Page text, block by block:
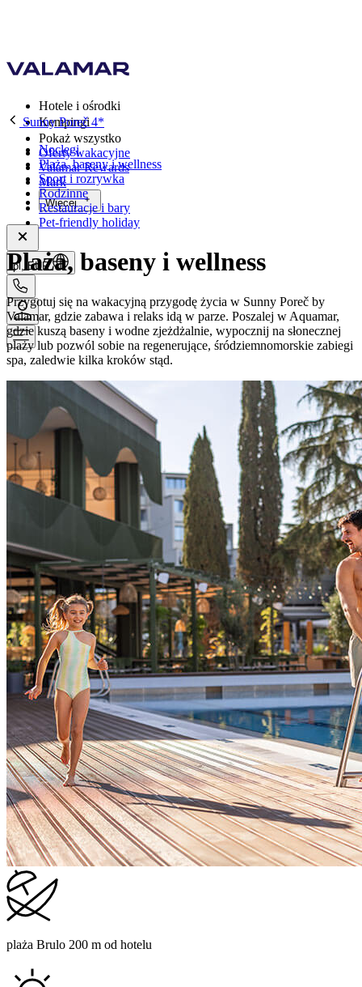
Hotele i ośrodki
Kempingi
Pokaż wszystko
Oferty wakacyjne
Valamar Rewards
Mark
Więcej
pl, EUR
Sunny Poreč 4*
Noclegi
Plaża, baseny i wellness
Sport i rozrywka
Rodzinne
Restauracje i bary
Pet-friendly holiday
Plaża, baseny i wellness
Przygotuj się na wakacyjną przygodę życia w Sunny Poreč by
Valamar, gdzie zabawa i relaks idą w parze. Poszalej w Aquamar,
gdzie kuszą baseny i wodne zjeżdżalnie, wypocznij na słonecznej
plaży lub pozwól sobie na regenerujące, śródziemnomorskie zabiegi
spa, zaledwie kilka kroków stąd.
plaża Brulo 200 m od hotelu